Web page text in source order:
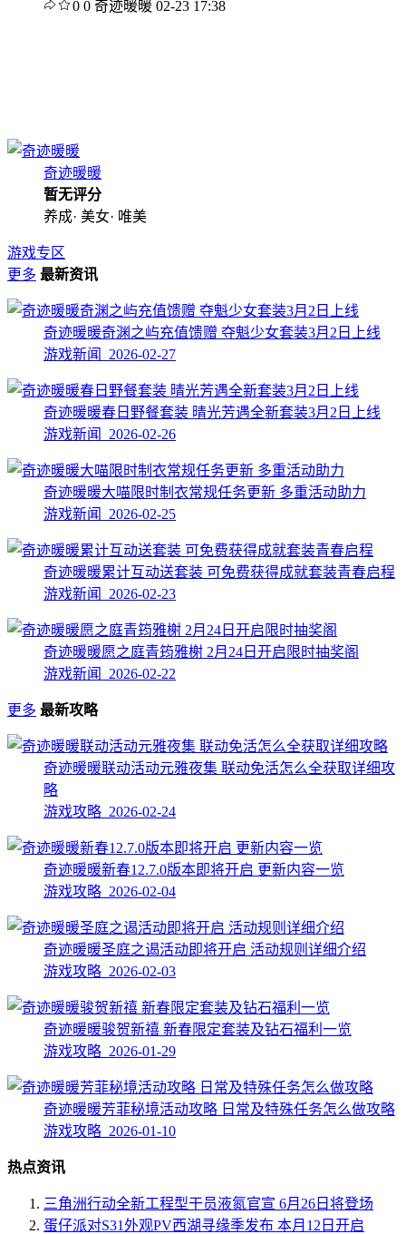
0 0 奇迹暖暖 02-23 17:38
奇迹暖暖
暂无评分
养成· 美女· 唯美
游戏专区
更多 最新资讯
奇迹暖暖奇渊之屿充值馈赠 夺魁少女套装3月2日上线
游戏新闻 2026-02-27
奇迹暖暖春日野餐套装 晴光芳遇全新套装3月2日上线
游戏新闻 2026-02-26
奇迹暖暖大喵限时制衣常规任务更新 多重活动助力
游戏新闻 2026-02-25
奇迹暖暖累计互动送套装 可免费获得成就套装青春启程
游戏新闻 2026-02-23
奇迹暖暖愿之庭青筠雅榭 2月24日开启限时抽奖阁
游戏新闻 2026-02-22
更多 最新攻略
奇迹暖暖联动活动元雅夜集 联动免活怎么全获取详细攻
略
游戏攻略 2026-02-24
奇迹暖暖新春12.7.0版本即将开启 更新内容一览
游戏攻略 2026-02-04
奇迹暖暖圣庭之谒活动即将开启 活动规则详细介绍
游戏攻略 2026-02-03
奇迹暖暖骏贺新禧 新春限定套装及钻石福利一览
游戏攻略 2026-01-29
奇迹暖暖芳菲秘境活动攻略 日常及特殊任务怎么做攻略
游戏攻略 2026-01-10
热点资讯
三角洲行动全新工程型干员液氮官宣 6月26日将登场
蛋仔派对S31外观PV西湖寻缘季发布 本月12日开启